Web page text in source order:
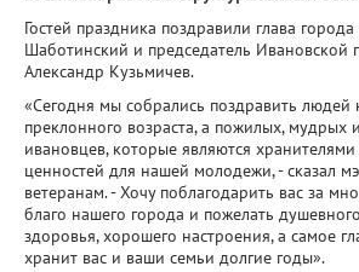
Гостей праздника поздравили глава
Шаботинский и председатель Ивановской
Александр Кузьмичев.
«Сегодня мы собрались поздравить людей
преклонного возраста, а пожилых, мудрых
ивановцев, которые являются
ценностей для нашей молодежи, - сказал
ветеранам. - Хочу поблагодарить вас за
благо нашего города и пожелать
здоровья, хорошего настроения, а самое
хранит вас и ваши семьи долгие годы».